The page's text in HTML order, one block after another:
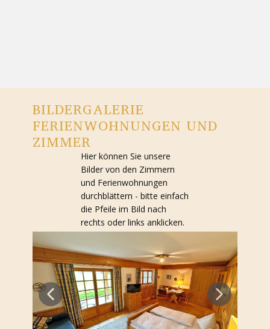
BILDERGALERIE
FERIENWOHNUNGEN UND
ZIMMER
Hier können Sie unsere
Bilder von den Zimmern
und Ferienwohnungen
durchblättern - bitte einfach
die Pfeile im Bild nach
rechts oder links anklicken.